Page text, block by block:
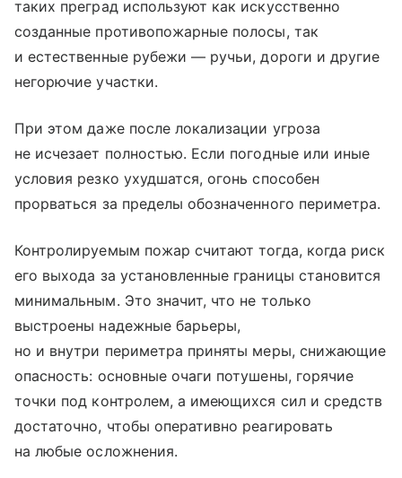
таких преград используют как искусственно
созданные противопожарные полосы, так
и естественные рубежи — ручьи, дороги и другие
негорючие участки.
При этом даже после локализации угроза
не исчезает полностью. Если погодные или иные
условия резко ухудшатся, огонь способен
прорваться за пределы обозначенного периметра.
Контролируемым пожар считают тогда, когда риск
его выхода за установленные границы становится
минимальным. Это значит, что не только
выстроены надежные барьеры,
но и внутри периметра приняты меры, снижающие
опасность: основные очаги потушены, горячие
точки под контролем, а имеющихся сил и средств
достаточно, чтобы оперативно реагировать
на любые осложнения.